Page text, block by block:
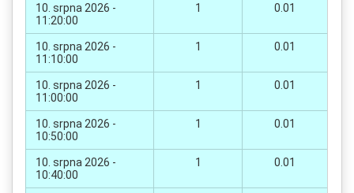
10. srpna 2026 -
11:20:00
1 0.01
10. srpna 2026 -
11:10:00
1 0.01
10. srpna 2026 -
11:00:00
1 0.01
10. srpna 2026 -
10:50:00
1 0.01
10. srpna 2026 -
10:40:00
1 0.01